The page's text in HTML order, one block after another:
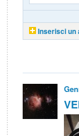
Inserisci un